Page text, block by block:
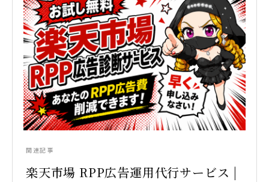
関連記事
楽天市場 RPP広告運用代行サービス |